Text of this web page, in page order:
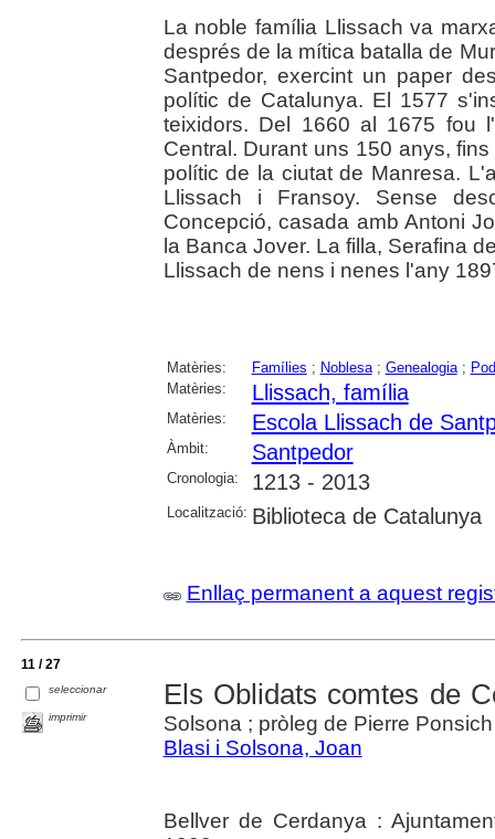
La noble família Llissach va
després de la mítica batalla de
Santpedor, exercint un paper
polític de Catalunya. El 1577
teixidors. Del 1660 al 1675 fou
Central. Durant uns 150 anys,
polític de la ciutat de Manresa.
Llissach i Fransoy. Sense
Concepció, casada amb Antoni
la Banca Jover. La filla, Serafina
Llissach de nens i nenes l'any
Matèries: Famílies ; Noblesa; Genealogia;
Matèries:
Llissach, família
Matèries: Escola Llissach de
Àmbit: Santpedor
Cronologia: 1213 - 2013
Localització: Biblioteca de Catalunya
Enllaç permanent a aquest
11 / 27
seleccionar
imprimir
Els Oblidats comtes de
Solsona ; pròleg de Pierre Ponsich
Blasi i Solsona, Joan
Bellver de Cerdanya :